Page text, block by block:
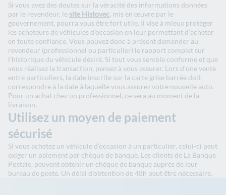
Si vous avez des doutes sur la véracité des informations données
par le revendeur, le site Histovec, mis en œuvre par le
gouvernement, pourra vous être fort utile. Il vise à mieux protéger
les acheteurs de véhicules d’occasion en leur permettant d’acheter
en toute confiance. Vous pouvez donc à présent demander au
revendeur (professionnel ou particulier) le rapport complet sur
l’historique du véhicule désiré. Si tout vous semble conforme et que
vous réalisez la transaction, pensez à vous assurer. Lors d’une vente
entre particuliers, la date inscrite sur la carte grise barrée doit
correspondre à la date à laquelle vous assurez votre nouvelle auto.
Pour un achat chez un professionnel, ce sera au moment de la
livraison.
Utilisez un moyen de paiement
sécurisé
Si vous achetez un véhicule d’occasion à un particulier, celui-ci peut
exiger un paiement par chèque de banque. Les clients de La Banque
Postale, peuvent obtenir un chèque de banque auprès de leur
bureau de poste. Un délai d’obtention de 48h peut être nécessaire.